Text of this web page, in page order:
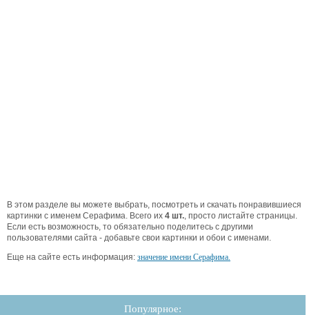
В этом разделе вы можете выбрать, посмотреть и скачать понравившиеся
картинки с именем Серафима. Всего их 4 шт., просто листайте страницы.
Если есть возможность, то обязательно поделитесь с другими
пользователями сайта - добавьте свои картинки и обои с именами.
Еще на сайте есть информация: значение имени Серафима.
Популярное: